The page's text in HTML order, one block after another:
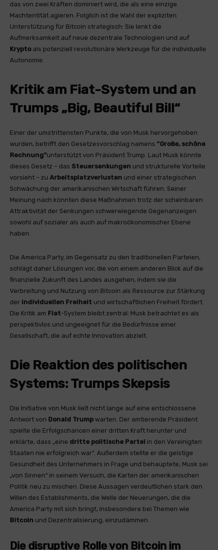
das von zwei Kräften dominiert wird, die als eine einzige
Machtentität agieren. Folglich ist die Wahl der expliziten
Unterstützung für Bitcoin strategisch: Sie lenkt die
Aufmerksamkeit auf neue dezentrale Technologien und auf
Krypto als potenziell revolutionäre Werkzeuge für die individuelle
Autonomie.
Kritik am Fiat-System und an
Trumps „Big, Beautiful Bill“
Einer der umstrittensten Punkte, die von Musk hervorgehoben
wurden, betrifft den Gesetzesvorschlag namens “Große, schöne
Rechnung”unterstützt von Präsident Trump. Laut Musk könnte
dieses Gesetz – das Steuersenkungen und strukturelle Vorteile
vorsieht – zu Arbeitsplatzverlusten und einer strategischen
Schwächung der amerikanischen Wirtschaft führen. Seiner
Meinung nach könnten diese Maßnahmen trotz der scheinbaren
Attraktivität der Senkungen schwerwiegende Gegenanzeigen
sowohl auf sozialer als auch auf makroökonomischer Ebene
haben.
Die America Party, im Gegensatz zu den traditionellen Parteien,
schlägt daher Lösungen vor, die von einem anderen Blick auf die
finanzielle Zukunft des Landes ausgehen, indem sie die
Verbreitung und Nutzung von Bitcoin als Ressource zur Stärkung
der individuellen Freiheit und wirtschaftlichen Freiheit fördert.
Die Kritik am Fiat-System bleibt zentral: Musk betrachtet es als
perspektivlos und ungeeignet für die Bedürfnisse einer
Gesellschaft, die auf echte Innovation abzielt.
Die Reaktion des politischen
Systems: Trumps Skepsis
Die Initiative von Musk ließ nicht lange auf eine entschlossene
Antwort von Donald Trump warten. Der amtierende Präsident
spielte die Erfolgschancen einer dritten Kraft herunter und
erklärte, dass „eine dritte politische Partei in den Vereinigten
Staaten nie erfolgreich war“. Außerdem stellte er die geistige
Gesundheit des Unternehmers in Frage und behauptete, Musk sei
„von Sinnen“ in seinem Versuch, die Karten der amerikanischen
Politik neu zu mischen. Diese Aussagen verdeutlichen stark den
Willen des Establishments, die Welle der Neuerungen, die die
America Party mit sich bringt, insbesondere bei Themen wie
Bitcoin und Dezentralisierung, einzudämmen.
Die disruptive Rolle von Bitcoin im